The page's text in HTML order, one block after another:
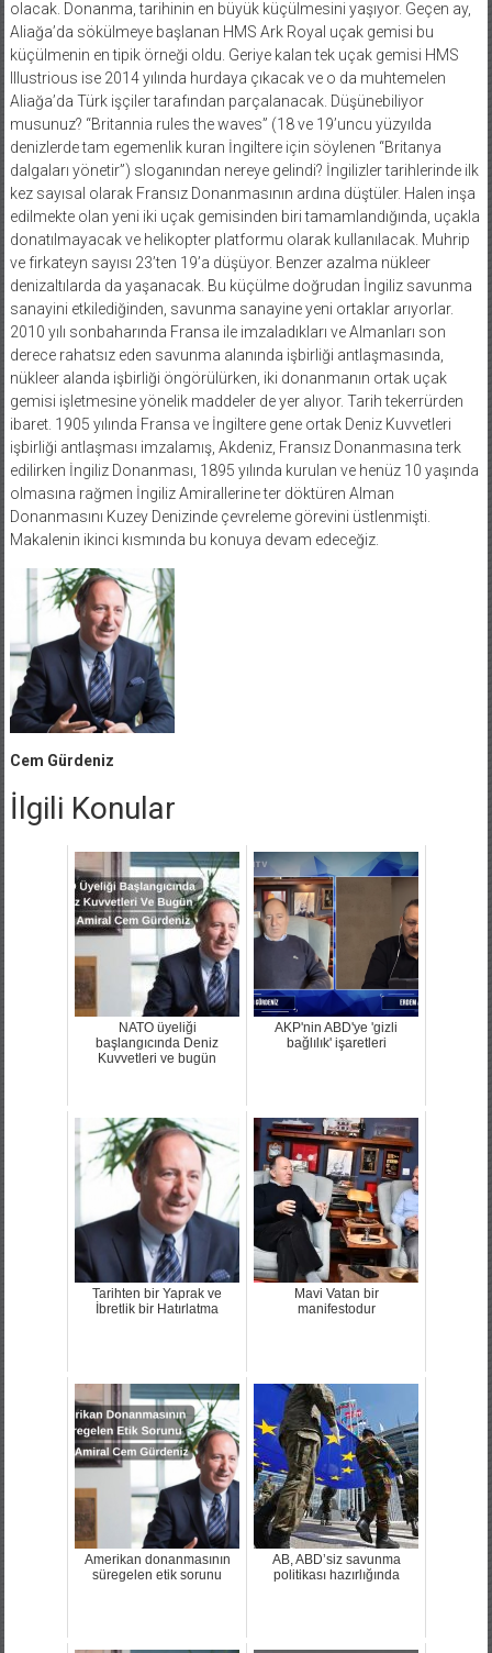
olacak. Donanma, tarihinin en büyük küçülmesini yaşıyor. Geçen ay,
Aliağa’da sökülmeye başlanan HMS Ark Royal uçak gemisi bu
küçülmenin en tipik örneği oldu. Geriye kalan tek uçak gemisi HMS
Illustrious ise 2014 yılında hurdaya çıkacak ve o da muhtemelen
Aliağa’da Türk işçiler tarafından parçalanacak. Düşünebiliyor
musunuz? “Britannia rules the waves” (18 ve 19’uncu yüzyılda
denizlerde tam egemenlik kuran İngiltere için söylenen “Britanya
dalgaları yönetir”) sloganından nereye gelindi? İngilizler tarihlerinde ilk
kez sayısal olarak Fransız Donanmasının ardına düştüler. Halen inşa
edilmekte olan yeni iki uçak gemisinden biri tamamlandığında, uçakla
donatılmayacak ve helikopter platformu olarak kullanılacak. Muhrip
ve firkateyn sayısı 23’ten 19’a düşüyor. Benzer azalma nükleer
denizaltılarda da yaşanacak. Bu küçülme doğrudan İngiliz savunma
sanayini etkilediğinden, savunma sanayine yeni ortaklar arıyorlar.
2010 yılı sonbaharında Fransa ile imzaladıkları ve Almanları son
derece rahatsız eden savunma alanında işbirliği antlaşmasında,
nükleer alanda işbirliği öngörülürken, iki donanmanın ortak uçak
gemisi işletmesine yönelik maddeler de yer alıyor. Tarih tekerrürden
ibaret. 1905 yılında Fransa ve İngiltere gene ortak Deniz Kuvvetleri
işbirliği antlaşması imzalamış, Akdeniz, Fransız Donanmasına terk
edilirken İngiliz Donanması, 1895 yılında kurulan ve henüz 10 yaşında
olmasına rağmen İngiliz Amirallerine ter döktüren Alman
Donanmasını Kuzey Denizinde çevreleme görevini üstlenmişti.
Makalenin ikinci kısmında bu konuya devam edeceğiz.
Cem Gürdeniz
İlgili Konular
NATO üyeliği
başlangıcında Deniz
Kuvvetleri ve bugün
AKP'nin ABD'ye 'gizli
bağlılık' işaretleri
Tarihten bir Yaprak ve
İbretlik bir Hatırlatma
Mavi Vatan bir
manifestodur
Amerikan donanmasının
süregelen etik sorunu
AB, ABD’siz savunma
politikası hazırlığında